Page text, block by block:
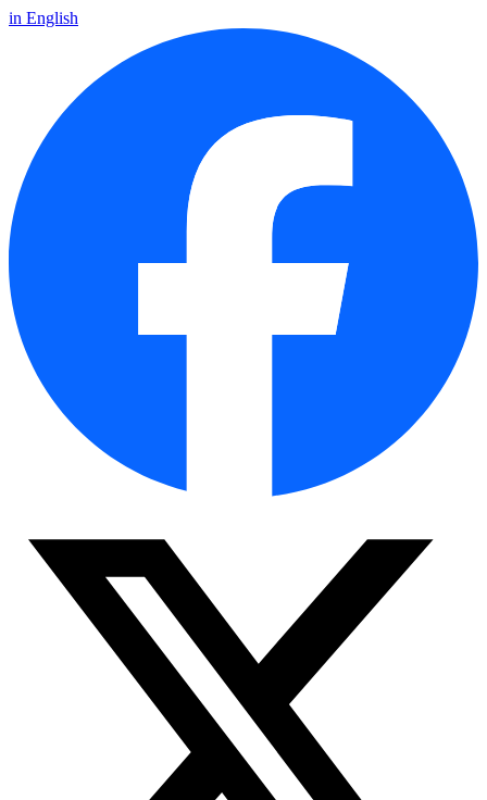
in English